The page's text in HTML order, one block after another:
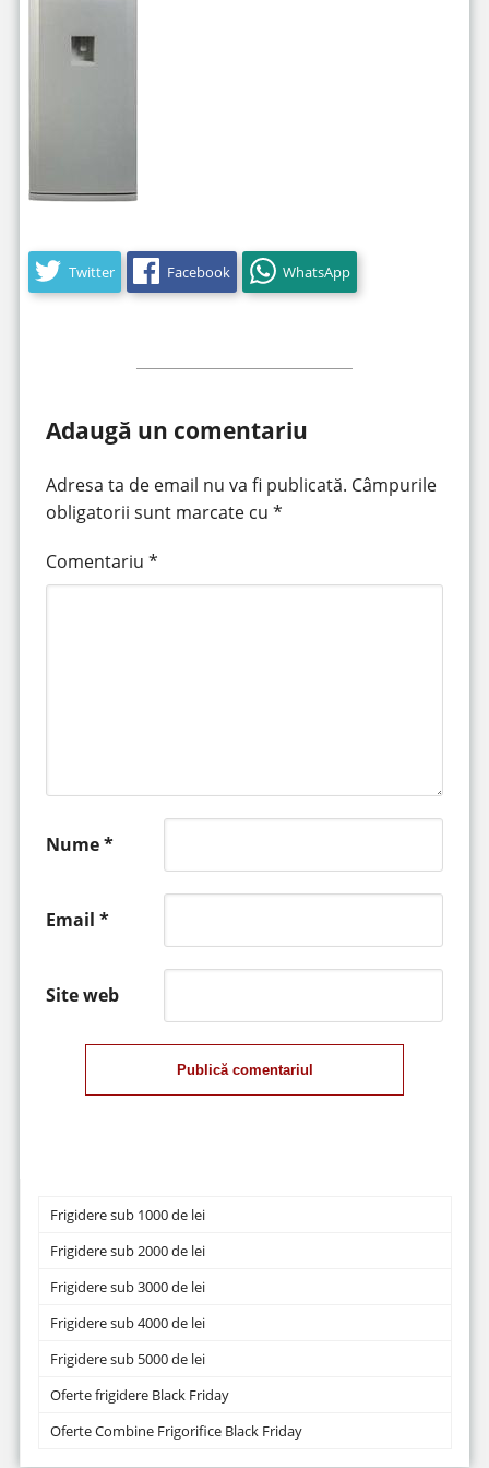
Twitter Facebook WhatsApp
Adaugă un comentariu
Adresa ta de email nu va fi publicată. Câmpurile
obligatorii sunt marcate cu *
Comentariu *
Nume*
Email *
Site web
Publică comentariul
Frigidere sub 1000 de lei
Frigidere sub 2000 de lei
Frigidere sub 3000 de lei
Frigidere sub 4000 de lei
Frigidere sub 5000 de lei
Oferte frigidere Black Friday
Oferte Combine Frigorifice Black Friday